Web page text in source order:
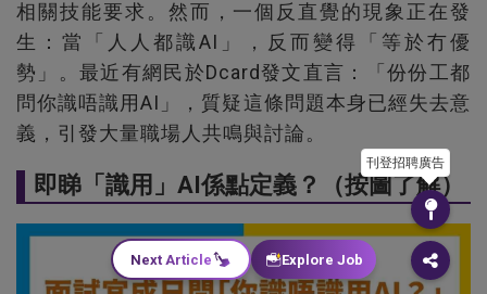
相關技能要求。然而，一個反直覺的現象正在發
生：當「人人都識AI」，反而變得「等於冇優
勢」。最近有網民於Dcard發文直言：「份份工都
問你識唔識用AI」，質疑這條問題本身已經失去意
義，引發大量職場人共鳴與討論。
即睇「識用」AI係點定義？（按圖了解）
刊登招聘廣告
Next Article Explore Job